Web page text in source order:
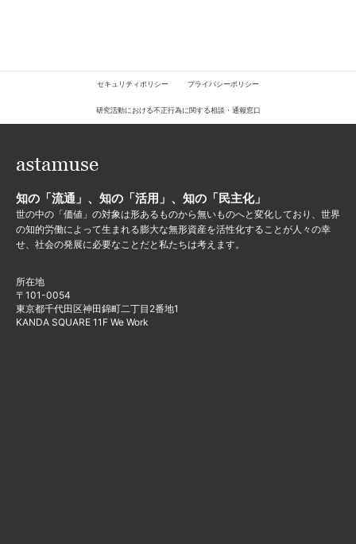
セキュリティポリシー プライバシーポリシー
研究活動における不正行為に関する相談・通報窓口
知の「流通」、知の「活用」、知の「民主化」
世の中の「価値」の対象は形あるものから無いものへと変化しており、世界
の知的労働によって生まれる膨大な無形資産を活性化することが人々の幸
せ、社会の発展に必要なことだと私たちは考えます。
所在地
〒101-0054
東京都千代田区神田錦町二丁目2番地1
KANDA SQUARE 11F We Work